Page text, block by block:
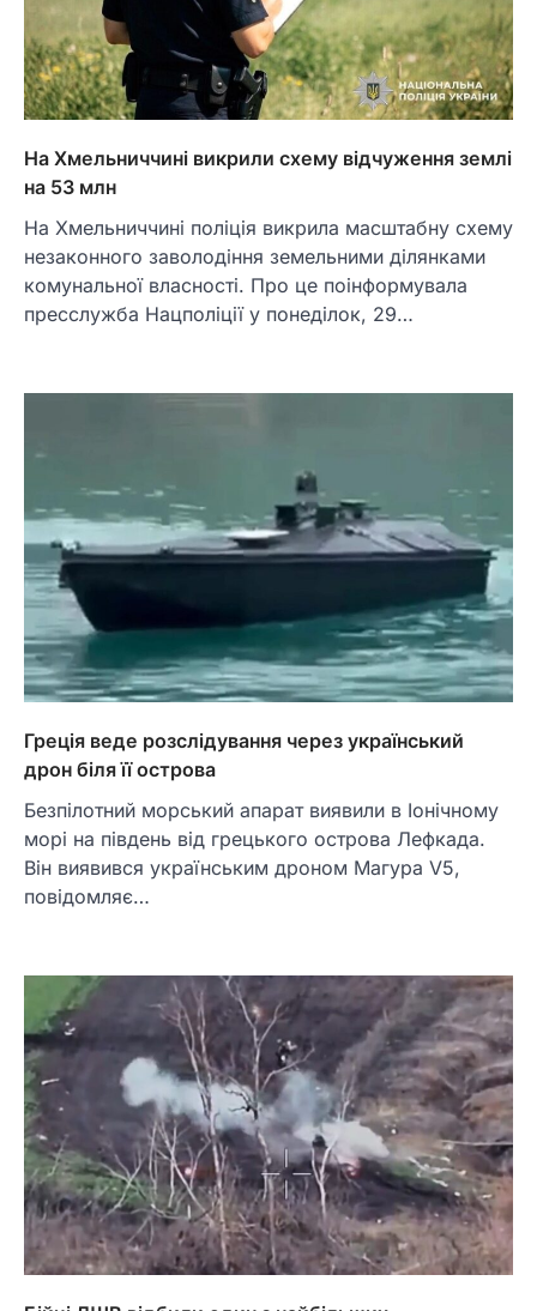
На Хмельниччині викрили схему відчуження землі
на 53 млн
На Хмельниччині поліція викрила масштабну схему
незаконного заволодіння земельними ділянками
комунальної власності. Про це поінформувала
пресслужба Нацполіції у понеділок, 29…
Греція веде розслідування через український
дрон біля її острова
Безпілотний морський апарат виявили в Іонічному
морі на південь від грецького острова Лефкада.
Він виявився українським дроном Магура V5,
повідомляє…